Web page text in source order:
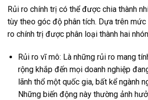
Rủi ro chính trị có thể được chia thành
tùy theo góc độ phân tích. Dựa trên
ro chính trị được phân loại thành hai
Rủi ro vĩ mô: Là những rủi ro mang
rộng khắp đến mọi doanh nghiệp
lãnh thổ một quốc gia, bất kể ngành
Những biến động này thường ảnh